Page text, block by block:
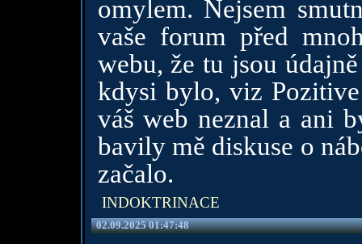
omylem. Nejsem
vaše forum před
webu, že tu jsou
kdysi bylo, viz
váš web neznal a ani
bavily mě diskuse o
začalo.
INDOKTRINACE
02.09.2025 01:47:48